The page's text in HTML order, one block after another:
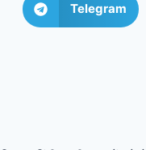
Telegram